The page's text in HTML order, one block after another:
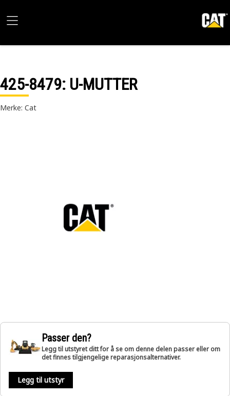
425-8479: U-MUTTER
Merke: Cat
Passer den?
Legg til utstyret ditt for å se om denne delen passer eller om
det finnes tilgjengelige reparasjonsalternativer.
Legg til utstyr